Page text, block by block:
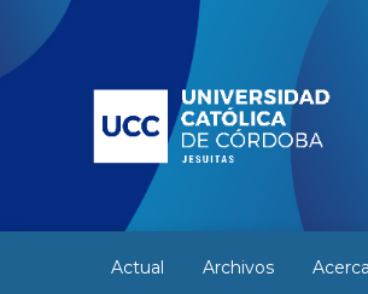
Actual Archivos